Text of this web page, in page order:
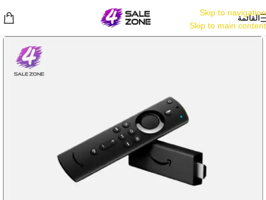
Skip to navigation
Skip to main content
القائمة